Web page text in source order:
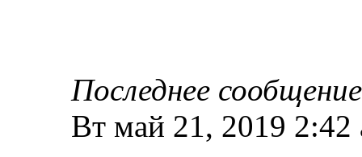
Последнее сообщение
Вт май 21, 2019 2:42